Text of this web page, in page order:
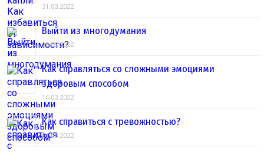
31.03.2022
Выйти из многодумания
28.03.2022
Как справляться со сложными эмоциями
здоровым способом
14.03.2022
Как справиться с тревожностью?
01.03.2022